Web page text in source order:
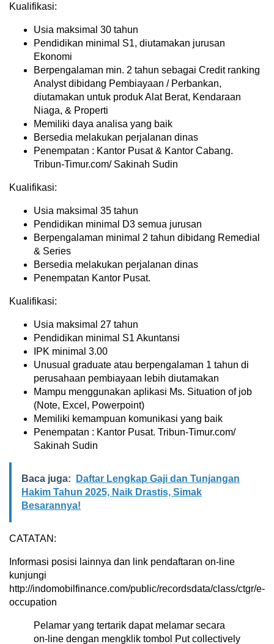
Kualifikasi:
Usia maksimal 30 tahun
Pendidikan minimal S1, diutamakan jurusan
Ekonomi
Berpengalaman min. 2 tahun sebagai Credit ranking
Analyst dibidang Pembiayaan / Perbankan,
diutamakan untuk produk Alat Berat, Kendaraan
Niaga, & Properti
Memiliki daya analisa yang baik
Bersedia melakukan perjalanan dinas
Penempatan : Kantor Pusat & Kantor Cabang.
Tribun-Timur.com/ Sakinah Sudin
Kualifikasi:
Usia maksimal 35 tahun
Pendidikan minimal D3 semua jurusan
Berpengalaman minimal 2 tahun dibidang Remedial
& Series
Bersedia melakukan perjalanan dinas
Penempatan Kantor Pusat.
Kualifikasi:
Usia maksimal 27 tahun
Pendidikan minimal S1 Akuntansi
IPK minimal 3.00
Unusual graduate atau berpengalaman 1 tahun di
perusahaan pembiayaan lebih diutamakan
Mampu menggunakan aplikasi Ms. Situation of job
(Note, Excel, Powerpoint)
Memiliki kemampuan komunikasi yang baik
Penempatan : Kantor Pusat. Tribun-Timur.com/
Sakinah Sudin
Baca juga:
Daftar Lengkap Gaji dan Tunjangan
Hakim Tahun 2025, Naik Drastis, Simak
Besarannya!
CATATAN:
Informasi posisi lainnya dan link pendaftaran on-line
kunjungi
http://indomobilfinance.com/public/recordsdata/class/ctgr/e-
occupation
Pelamar yang tertarik dapat melamar secara
on-line dengan mengklik tombol Put collectively